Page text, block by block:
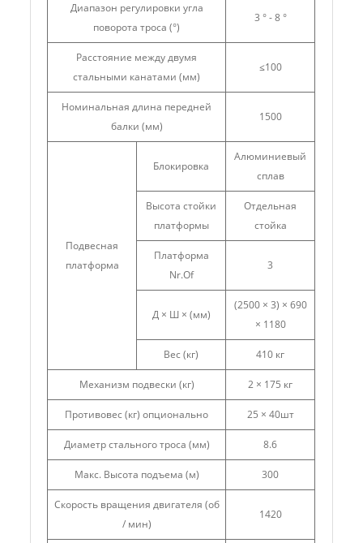
Диапазон регулировки угла
поворота троса (°)
3 ° - 8 °
Расстояние между двумя
стальными канатами (мм)
≤100
Номинальная длина передней
балки (мм)
1500
Подвесная
платформа
Блокировка
Алюминиевый
сплав
Высота стойки
платформы
Отдельная
стойка
Платформа
Nr.Of
3
Д × Ш × (мм)
(2500 × 3) × 690
× 1180
Вес (кг) 410 кг
Механизм подвески (кг) 2 × 175 кг
Противовес (кг) опционально 25 × 40шт
Диаметр стального троса (мм) 8.6
Макс. Высота подъема (м) 300
Скорость вращения двигателя (об
/ мин)
1420